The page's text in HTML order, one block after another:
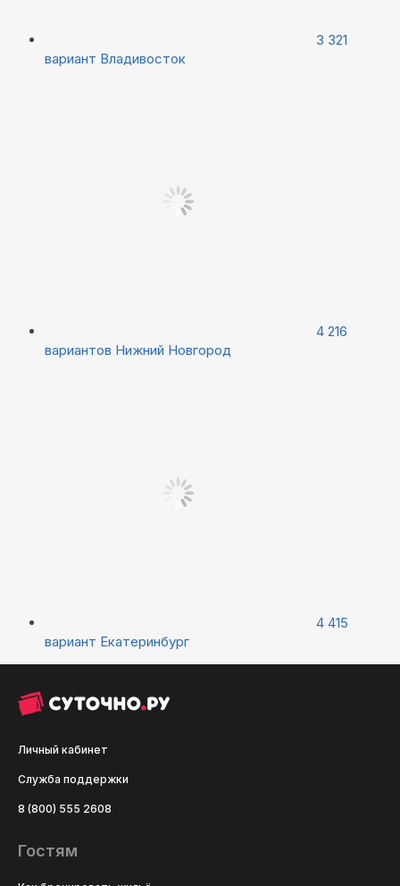
3 321
вариант Владивосток
4 216
вариантов Нижний Новгород
4 415
вариант Екатеринбург
Личный кабинет
Служба поддержки
8 (800) 555 2608
Гостям